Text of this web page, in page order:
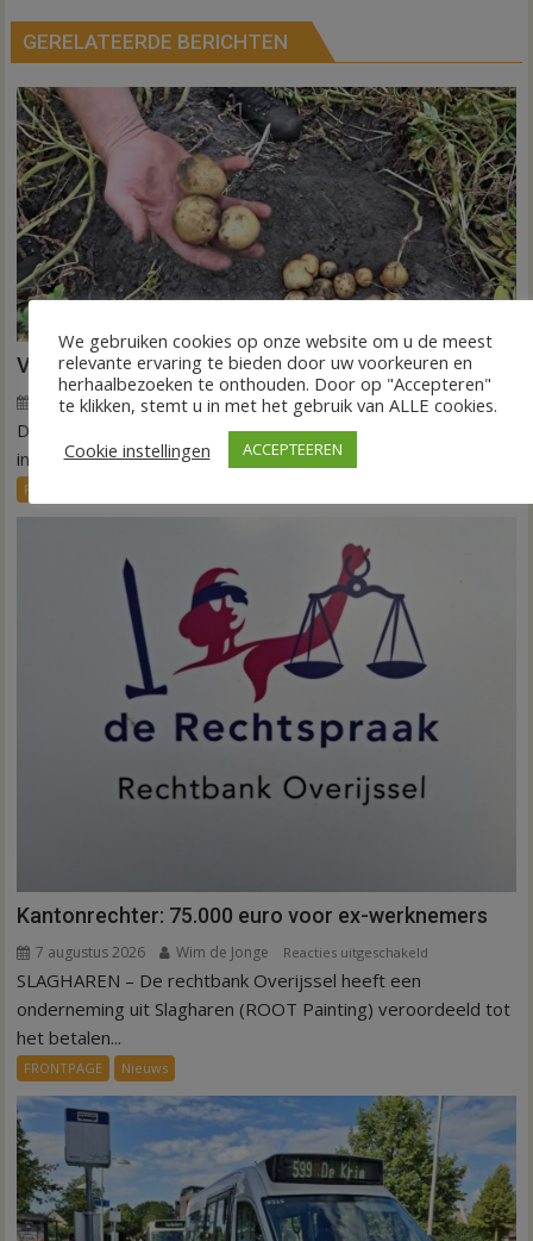
GERELATEERDE BERICHTEN
VIDEO Invloed droogte op aardappeloogst
7 augustus 2026 Wim de Jonge Reacties uitgeschakeldvoor
op
DEDEMSVAART – De extreme droogte van deze zomer laat
in de akkerbouw zijn sporen na. Vooral...
FRONTPAGE
Kantonrechter: 75.000 euro voor ex-werknemers
7 augustus 2026 Wim de Jonge Reacties uitgeschakeld
75.000
werknemers
SLAGHAREN – De rechtbank Overijssel heeft een
onderneming uit Slagharen (ROOT Painting) veroordeeld tot
het betalen...
FRONTPAGE Nieuws
We gebruiken cookies op onze website om u de meest
relevante ervaring te bieden door uw voorkeuren en
herhaalbezoeken te onthouden. Door op "Accepteren"
te klikken, stemt u in met het gebruik van ALLE cookies.
Cookie instellingen
ACCEPTEEREN